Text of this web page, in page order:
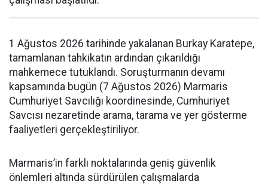
1 Ağustos 2026 tarihinde yakalanan Burkay Karatepe,
tamamlanan tahkikatın ardından çıkarıldığı
mahkemece tutuklandı. Soruşturmanın devamı
kapsamında bugün (7 Ağustos 2026) Marmaris
Cumhuriyet Savcılığı koordinesinde, Cumhuriyet
Savcısı nezaretinde arama, tarama ve yer gösterme
faaliyetleri gerçekleştiriliyor.
Marmaris’in farklı noktalarında geniş güvenlik
önlemleri altında sürdürülen çalışmalarda